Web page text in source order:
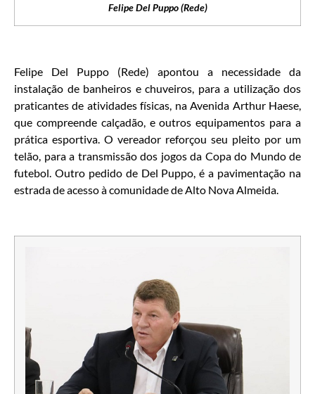
Felipe Del Puppo (Rede)
Felipe Del Puppo (Rede) apontou a necessidade da
instalação de banheiros e chuveiros, para a utilização dos
praticantes de atividades físicas, na Avenida Arthur Haese,
que compreende calçadão, e outros equipamentos para a
prática esportiva. O vereador reforçou seu pleito por um
telão, para a transmissão dos jogos da Copa do Mundo de
futebol. Outro pedido de Del Puppo, é a pavimentação na
estrada de acesso à comunidade de Alto Nova Almeida.